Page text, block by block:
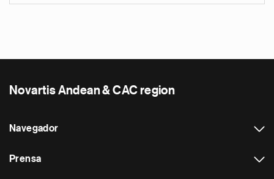
Novartis Andean & CAC region
Navegador
Prensa